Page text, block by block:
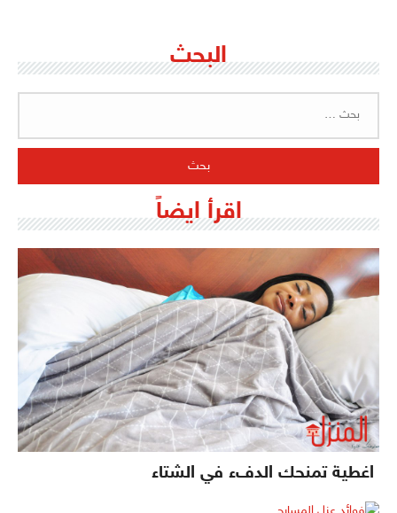
البحث
اقرأ ايضاً
اغطية تمنحك الدفء في الشتاء